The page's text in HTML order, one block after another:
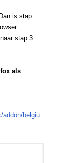
is stap
stap 3
als
addon/belgiu